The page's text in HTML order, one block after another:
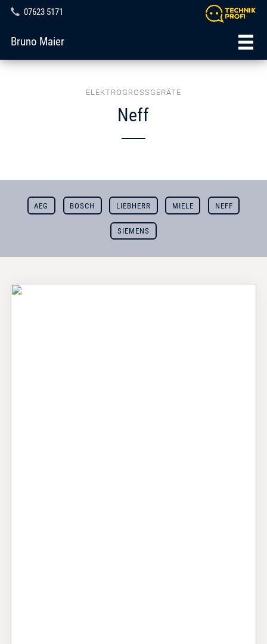
07623 5171
Bruno Maier
ELEKTROGROSSGERÄTE
Neff
AEG BOSCH LIEBHERR MIELE NEFF
SIEMENS